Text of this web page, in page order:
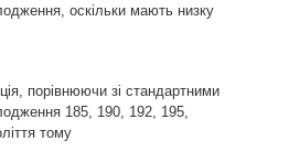
оскільки мають низку
порівнюючи зі стандартними
185, 190, 192, 195,
тому